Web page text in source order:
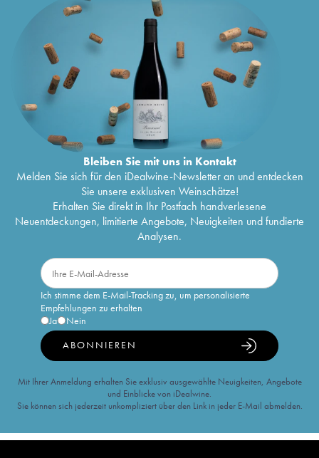
Bleiben Sie mit uns in Kontakt
Melden Sie sich für den iDealwine-Newsletter an und entdecken
Sie unsere exklusiven Weinschätze!
Erhalten Sie direkt in Ihr Postfach handverlesene
Neuentdeckungen, limitierte Angebote, Neuigkeiten und fundierte
Analysen.
Ich stimme dem E-Mail-Tracking zu, um personalisierte
Empfehlungen zu erhalten
Ja
Nein
ABONNIEREN
Mit Ihrer Anmeldung erhalten Sie exklusiv ausgewählte Neuigkeiten, Angebote
und Einblicke von iDealwine.
Sie können sich jederzeit unkompliziert über den Link in jeder E-Mail abmelden.